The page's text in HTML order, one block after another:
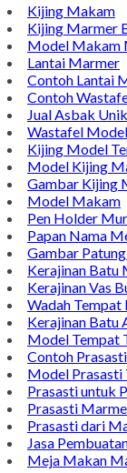
Kijing Makam
Kijing Marmer
Model Makam
Lantai Marmer
Contoh Lantai
Contoh
Jual Asbak Unik
Wastafel
Kijing Model
Model Kijing
Gambar Kijing
Model Makam
Pen Holder
Papan Nama
Gambar
Kerajinan Batu
Kerajinan Vas
Wadah Tempat
Kerajinan Batu
Model Tempat
Contoh
Model Prasasti
Prasasti untuk
Prasasti
Prasasti dari
Jasa
Meja Makan